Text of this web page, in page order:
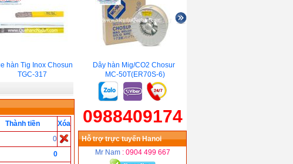
hàn Tig Inox Chosun
TGC-317
Dây hàn Mig/CO2 Chosun
MC-50T(ER70S-6)
Thành tiền
Xóa
0
0
0988409174
Hỗ trợ trực tuyến Hanoi
Mr Nam : 0904 499 667